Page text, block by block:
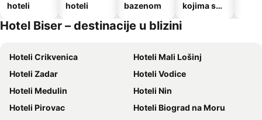
hoteli
hoteli
bazenom
kojima su
Hotel Biser – destinacije u blizini
Hoteli Crikvenica
Hoteli Mali Lošinj
Hoteli Zadar
Hoteli Vodice
Hoteli Medulin
Hoteli Nin
Hoteli Pirovac
Hoteli Biograd na Moru